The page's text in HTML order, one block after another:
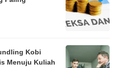
Kobi
Menuju Kuliah